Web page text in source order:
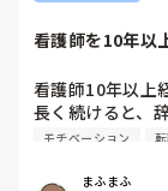
看護師を10年以
看護師10年以上
長く続けると、
たら、教えてい
モチベーション
まふまふ